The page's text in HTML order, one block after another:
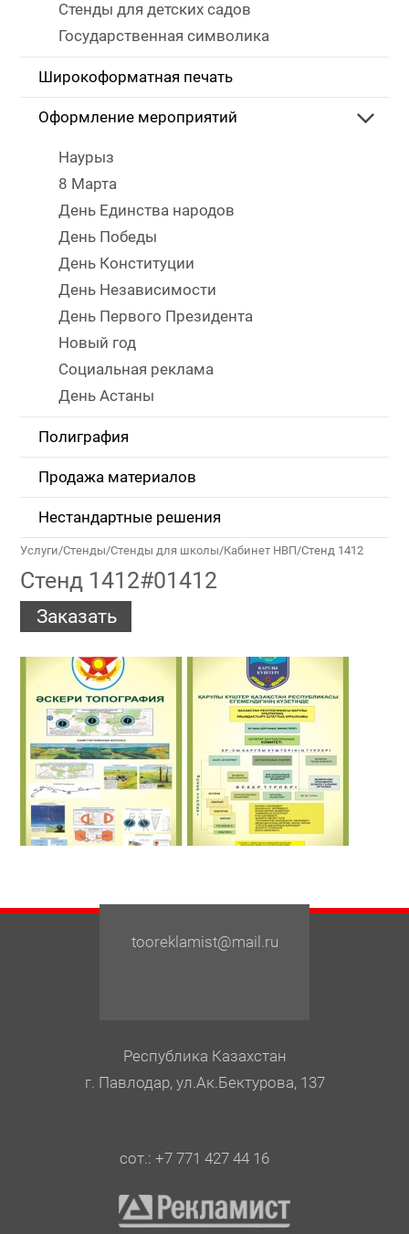
Стенды для детских садов
Государственная символика
Широкоформатная печать
Оформление мероприятий
Наурыз
8 Марта
День Единства народов
День Победы
День Конституции
День Независимости
День Первого Президента
Новый год
Социальная реклама
День Астаны
Полиграфия
Продажа материалов
Нестандартные решения
Услуги/Стенды/Стенды для школы/Кабинет НВП/Стенд 1412
Стенд 1412#01412
Заказать
tooreklamist@mail.ru
Республика Казахстан
г. Павлодар, ул.Ак.Бектурова, 137
сот.: +7 771 427 44 16